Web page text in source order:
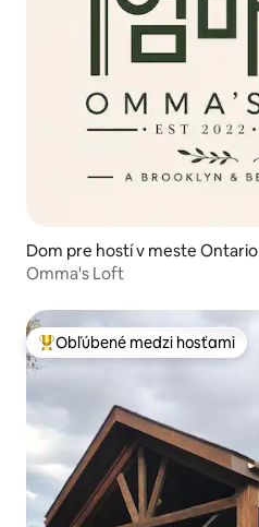
Dom pre hostí v meste Ontario
Omma's Loft
Najobľúbenejšie medzi hosťami
Obľúbené medzi hosťami